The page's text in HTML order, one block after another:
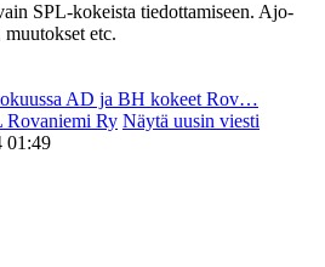
SPL-kokeista tiedottamiseen. Ajo-
etc.
AD ja BH kokeet Rov…
Rovaniemi Ry Näytä uusin viesti
01:49